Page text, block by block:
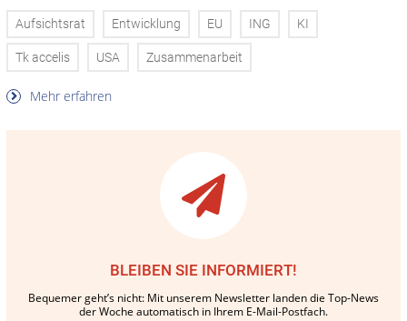
Aufsichtsrat Entwicklung EU ING KI
Tk accelis USA Zusammenarbeit
Mehr erfahren
BLEIBEN SIE INFORMIERT!
Bequemer geht’s nicht: Mit unserem Newsletter landen die Top-News
der Woche automatisch in Ihrem E-Mail-Postfach.